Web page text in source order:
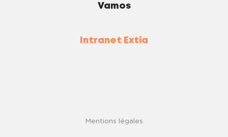
Vamos
Intranet Extia
Mentions légales